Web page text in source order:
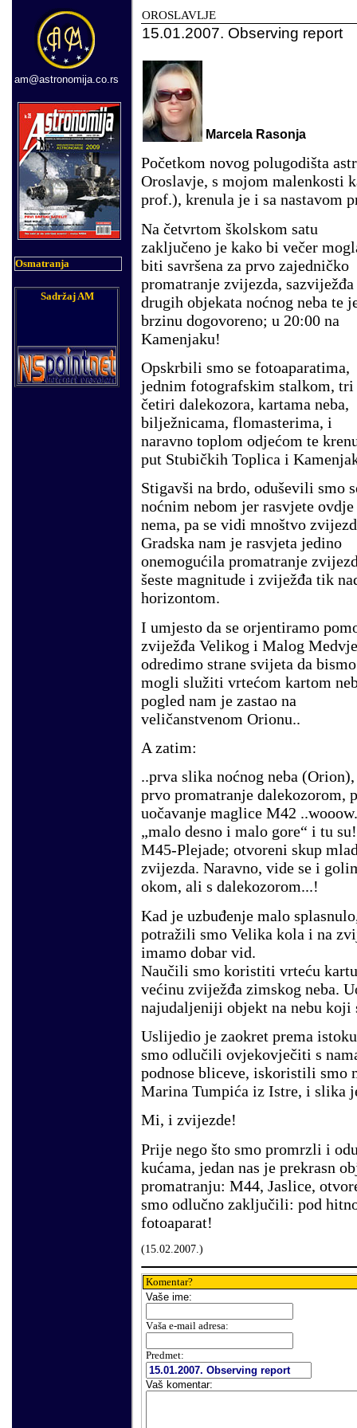
am@astronomija.co.rs
Osmatranja
Sadržaj AM
OROSLAVLJE
15.01.2007. Observing report
Marcela Rasonja
Početkom novog polugodišta
Oroslavje, s mojom malenkosti
prof.), krenula je i sa nastavom
Na četvrtom školskom satu
zaključeno je kako bi večer
biti savršena za prvo zajedničko
promatranje zvijezda,
drugih objekata noćnog neba te
brzinu dogovoreno; u 20:00 na
Kamenjaku!
Opskrbili smo se fotoaparatima,
jednim fotografskim stalkom, tri
četiri dalekozora, kartama neba,
bilježnicama, flomasterima, i
naravno toplom odjećom te
put Stubičkih Toplica i
Stigavši na brdo, oduševili smo
noćnim nebom jer rasvjete ovdje
nema, pa se vidi mnoštvo
Gradska nam je rasvjeta jedino
onemogućila promatranje
šeste magnitude i zviježđa tik
horizontom.
I umjesto da se orjentiramo
zviježđa Velikog i Malog
odredimo strane svijeta da
mogli služiti vrtećom kartom
pogled nam je zastao na
veličanstvenom Orionu..
A zatim:
..prva slika noćnog neba (Orion),
prvo promatranje dalekozorom,
uočavanje maglice M42
„malo desno i malo gore“ i tu
M45-Plejade; otvoreni skup
zvijezda. Naravno, vide se i
okom, ali s dalekozorom...!
Kad je uzbuđenje malo
potražili smo Velika kola i na
imamo dobar vid.
Naučili smo koristiti vrteću
većinu zviježđa zimskog neba.
najudaljeniji objekt na nebu
Uslijedio je zaokret prema
smo odlučili ovjekovječiti s
podnose bliceve, iskoristili smo
Marina Tumpića iz Istre, i slika
Mi, i zvijezde!
Prije nego što smo promrzli i
kućama, jedan nas je prekrasn
promatranju: M44, Jaslice,
smo odlučno zaključili: pod
fotoaparat!
(15 02 .2007. )
Komentar?
Vaše ime:
Vaša e-mail adresa:
Predmet:
Vaš komentar: